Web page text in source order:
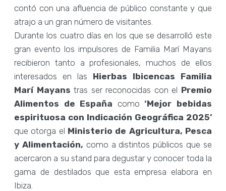
contó con una afluencia de público constante y que
atrajo a un gran número de visitantes.
Durante los cuatro días en los que se desarrolló este
gran evento los impulsores de Familia Marí Mayans
recibieron tanto a profesionales, muchos de ellos
interesados en las Hierbas Ibicencas Familia
Marí Mayans tras ser reconocidas con el Premio
Alimentos de España como‘Mejor bebidas
espirituosa con Indicación Geográfica 2025’
que otorga el Ministerio de Agricultura, Pesca
y Alimentación, como a distintos públicos que se
acercaron a su stand para degustar y conocer toda la
gama de destilados que esta empresa elabora en
Ibiza.